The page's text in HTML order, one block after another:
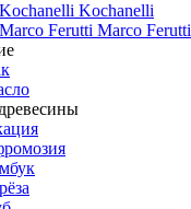
Kochanelli
Marco Ferutti